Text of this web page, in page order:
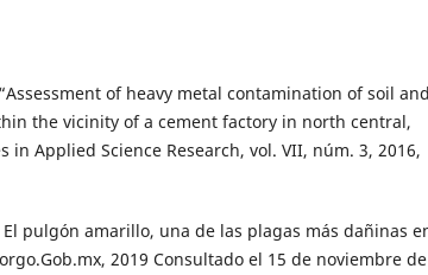
of heavy metal contamination of soil and
the vicinity of a cement factory in north central,
in Applied Science Research, vol. VII, núm. 3, 2016,
El pulgón amarillo, una de las plagas más dañinas
2019 Consultado el 15 de noviembre de